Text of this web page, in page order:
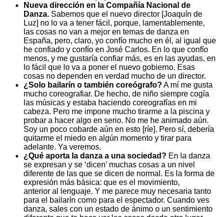
Nueva dirección en la Compañía Nacional de
Danza. Sabemos que el nuevo director [Joaquín de
Luz] no lo va a tener fácil, porque, lamentablemente,
las cosas no van a mejor en temas de danza en
España, pero, claro, yo confío mucho en él, al igual que
he confiado y confío en José Carlos. En lo que confío
menos, y me gustaría confiar más, es en las ayudas, en
lo fácil que lo va a poner el nuevo gobierno. Esas
cosas no dependen en verdad mucho de un director.
¿Solo bailarín o también coreógrafo? A mí me gusta
mucho coreografiar. De hecho, de niño siempre cogía
las músicas y estaba haciendo coreografías en mi
cabeza. Pero me impone mucho tirarme a la piscina y
probar a hacer algo en serio. No me he animado aún.
Soy un poco cobarde aún en esto [ríe]. Pero sí, debería
quitarme el miedo en algún momento y tirar para
adelante. Ya veremos.
¿Qué aporta la danza a una sociedad? En la danza
se expresan y se ‘dicen’ muchas cosas a un nivel
diferente de las que se dicen de normal. Es la forma de
expresión más básica: que es el movimiento,
anterior al lenguaje. Y me parece muy necesaria tanto
para el bailarín como para el espectador. Cuando ves
danza, sales con un estado de ánimo o un sentimiento